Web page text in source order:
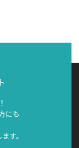
にも
す。